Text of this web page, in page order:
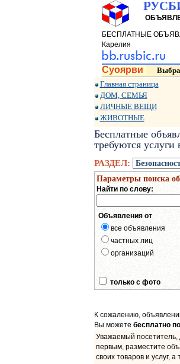
БЕСПЛАТНЫЕ
Карелия
Суоярви
Главная страница
ДОМ, СЕМЬЯ
ЛИЧНЫЕ ВЕЩИ
ЖИВОТНЫЕ
Бесплатные
требуются услуги
РАЗДЕЛ:
Параметры поиска
Найти по слову:
Объявления от
все объявления
частных лиц
организаций
только с фото
К сожалению,
Вы можете бесплатно
Уважаемый посетитель,
первым, разместите
своих товаров и услуг,